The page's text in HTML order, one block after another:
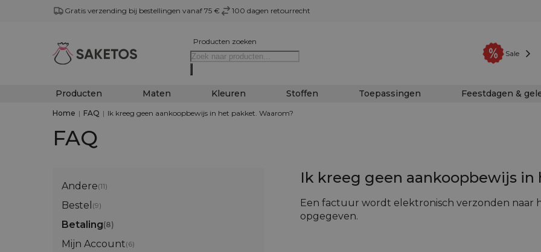
Gratis verzending bij bestellingen vanaf 75 € 100 dagen retourrecht
Producten zoeken
Sale
Producten Maten Kleuren Stoffen Toepassingen Feestdagen &
Home | FAQ | Ik kreeg geen aankoopbewijs in het pakket. Waarom?
FAQ
Andere(11)
Bestel (9)
Betaling(8)
Mijn Account(6)
Ik kreeg geen aankoopbewijs in
Een factuur wordt elektronisch verzonden naar
opgegeven.